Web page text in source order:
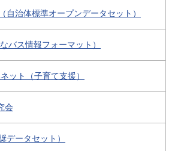
自治体標準オープンデータセット）
バス情報フォーマット）
ット（子育て支援）
会
データセット）